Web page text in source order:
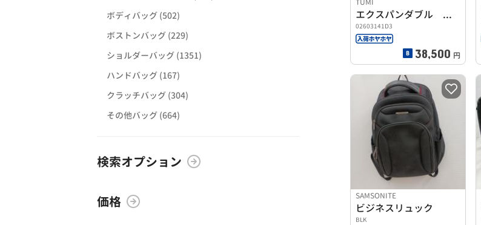
ボディバッグ (502)
ボストンバッグ (229)
ショルダーバッグ (1351)
ハンドバッグ (167)
クラッチバッグ (304)
その他バッグ (664)
検索オプション
価格
エクスパンダブル オーガナイザ
02603141D3
38,500 円
SAMSONITE
ビジネスリュック
BLK